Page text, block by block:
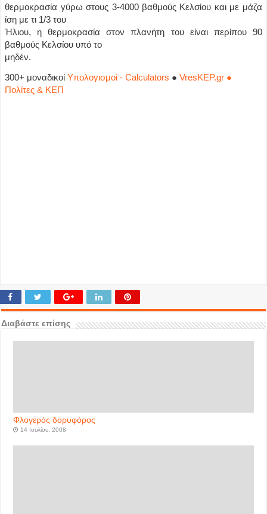
θερμοκρασία γύρω στους 3-4000 βαθμούς Κελσίου και με μάζα
ίση με τι 1/3 του
Ήλιου, η θερμοκρασία στον πλανήτη του είναι περίπου 90
βαθμούς Κελσίου υπό το
μηδέν.
300+ μοναδικοίΥπολογισμοί - Calculators ●VresKEP.gr ●
Πολίτες & ΚΕΠ
Διαβάστε επίσης
Φλογερός δορυφόρος
14 Ιουλίου, 2008